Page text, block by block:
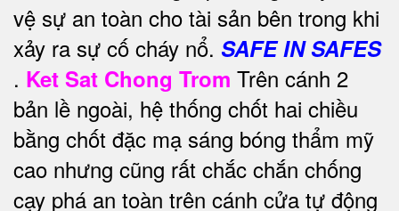
vệ sự an toàn cho tài sản bên trong khi
xảy ra sự cố cháy nổ. SAFE IN SAFES
. Ket Sat Chong Trom Trên cánh 2
bản lề ngoài, hệ thống chốt hai chiều
bằng chốt đặc mạ sáng bóng thẩm mỹ
cao nhưng cũng rất chắc chắn chống
cạy phá an toàn trên cánh cửa tự động